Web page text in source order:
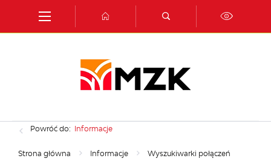
Przejdź do wyszukiwarki.
Przejdź do ustawień wielkości czcionki.
Włącz wersję kontrastową strony.
Powróć do: Informacje
Strona główna Informacje Wyszukiwarki połączeń